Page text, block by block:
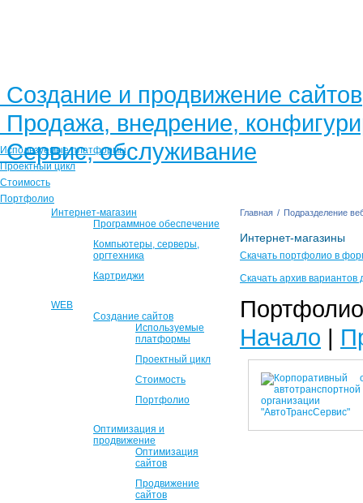
Создание и продвижение сайтов
Продажа, внедрение,
Сервис, обслуживание
Используемые платформы
Проектный цикл
Стоимость
Портфолио
Интернет-магазин
Программное обеспечение
Компьютеры, серверы,
оргтехника
Картриджи
WEB
Создание сайтов
Используемые
платформы
Проектный цикл
Стоимость
Портфолио
Оптимизация и
продвижение
Оптимизация
сайтов
Продвижение
сайтов
Главная / Подразделение
Интернет-магазины
Скачать портфолио в
Скачать архив вариантов
Начало |